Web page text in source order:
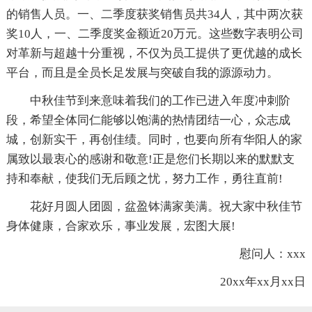
的销售人员。一、二季度获奖销售员共34人，其中两次获
奖10人，一、二季度奖金额近20万元。这些数字表明公司
对革新与超越十分重视，不仅为员工提供了更优越的成长
平台，而且是全员长足发展与突破自我的源源动力。
中秋佳节到来意味着我们的工作已进入年度冲刺阶
段，希望全体同仁能够以饱满的热情团结一心，众志成
城，创新实干，再创佳绩。同时，也要向所有华阳人的家
属致以最衷心的感谢和敬意!正是您们长期以来的默默支
持和奉献，使我们无后顾之忧，努力工作，勇往直前!
花好月圆人团圆，盆盈钵满家美满。祝大家中秋佳节
身体健康，合家欢乐，事业发展，宏图大展!
慰问人：xxx
20xx年xx月xx日